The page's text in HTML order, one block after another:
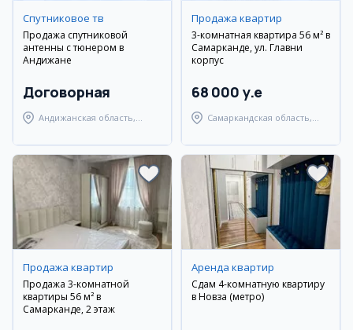
Спутниковое тв
Продажа спутниковой
антенны с тюнером в
Андижане
Договорная
Андижанская область,
Продажа квартир
3-комнатная квартира 56 м² в
Самарканде, ул. Главни
корпус
68 000 y.e
Самаркандская область,
Продажа квартир
Продажа 3-комнатной
квартиры 56 м² в
Самарканде, 2 этаж
Аренда квартир
Сдам 4-комнатную квартиру
в Новза (метро)